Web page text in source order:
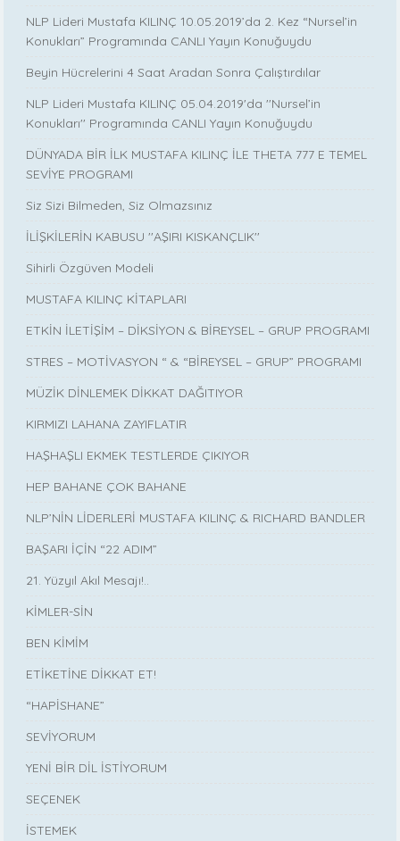
NLP Lideri Mustafa KILINÇ 10.05.2019’da 2. Kez “Nursel’in
Konukları” Programında CANLI Yayın Konuğuydu
Beyin Hücrelerini 4 Saat Aradan Sonra Çalıştırdılar
NLP Lideri Mustafa KILINÇ 05.04.2019'da ''Nursel’in
Konukları'' Programında CANLI Yayın Konuğuydu
DÜNYADA BİR İLK MUSTAFA KILINÇ İLE THETA 777 E TEMEL
SEVİYE PROGRAMI
Siz Sizi Bilmeden, Siz Olmazsınız
İLİŞKİLERİN KABUSU ''AŞIRI KISKANÇLIK''
Sihirli Özgüven Modeli
MUSTAFA KILINÇ KİTAPLARI
ETKİN İLETİŞİM – DİKSİYON & BİREYSEL – GRUP PROGRAMI
STRES – MOTİVASYON “ & “BİREYSEL – GRUP” PROGRAMI
MÜZİK DİNLEMEK DİKKAT DAĞITIYOR
KIRMIZI LAHANA ZAYIFLATIR
HAŞHAŞLI EKMEK TESTLERDE ÇIKIYOR
HEP BAHANE ÇOK BAHANE
NLP’NİN LİDERLERİ MUSTAFA KILINÇ & RICHARD BANDLER
BAŞARI İÇİN “22 ADIM”
21. Yüzyıl Akıl Mesajı!..
KİMLER-SİN
BEN KİMİM
ETİKETİNE DİKKAT ET!
“HAPİSHANE”
SEVİYORUM
YENİ BİR DİL İSTİYORUM
SEÇENEK
İSTEMEK